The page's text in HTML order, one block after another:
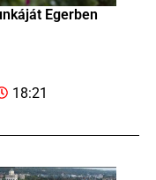
Egerben
18:21